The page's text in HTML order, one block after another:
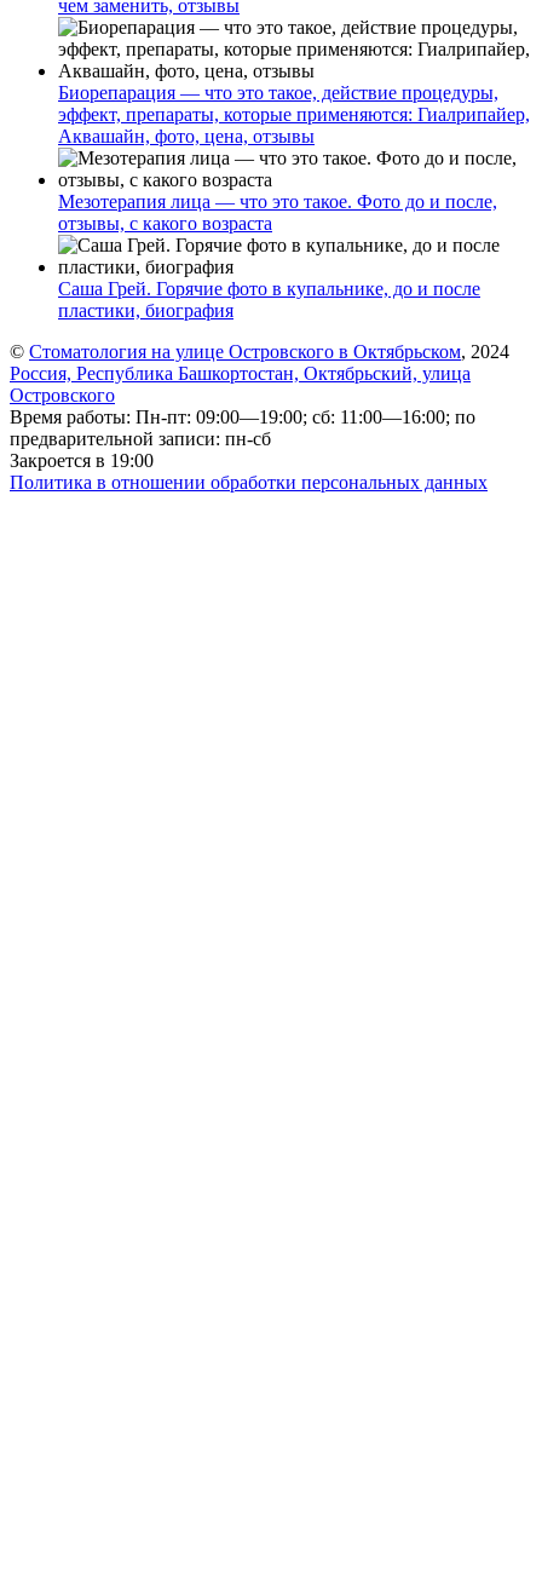
чем заменить, отзывы
Биорепарация — что это такое, действие процедуры,
эффект, препараты, которые применяются: Гиалрипайер,
Аквашайн, фото, цена, отзывы
Мезотерапия лица — что это такое. Фото до и после,
отзывы, с какого возраста
Саша Грей. Горячие фото в купальнике, до и после
пластики, биография
© Стоматология на улице Островского в Октябрьском, 2024
Россия, Республика Башкортостан, Октябрьский, улица
Островского
Время работы: Пн-пт: 09:00—19:00; сб: 11:00—16:00; по
предварительной записи: пн-сб
Закроется в 19:00
Политика в отношении обработки персональных данных